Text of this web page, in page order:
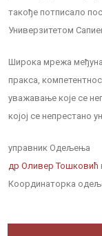
такође потписало
Универзитетом
Широка мрежа
пракса,
уважавање које се
којој се непрестано
управник Одељења
др Оливер Тошковић
Координаторка